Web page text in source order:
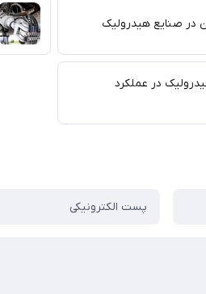
در صنایع هیدرولیک
در عملکرد